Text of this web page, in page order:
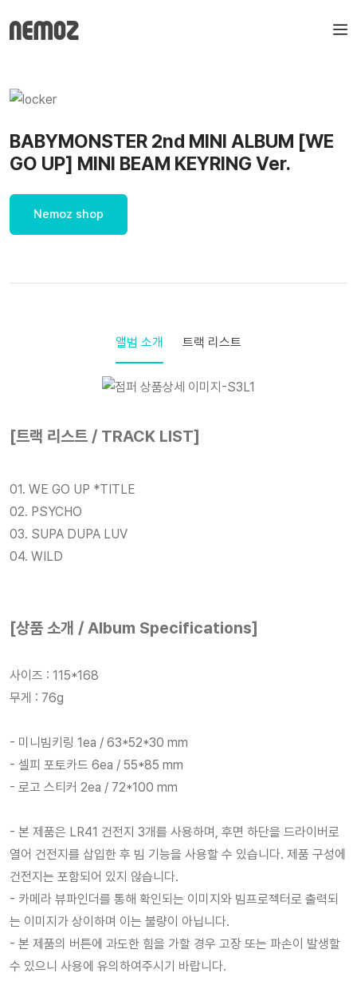
BABYMONSTER 2nd MINI ALBUM [WE
GO UP] MINI BEAM KEYRING Ver.
Nemoz shop
앨범 소개 트랙 리스트
[트랙 리스트 / TRACK LIST]
01. WE GO UP *TITLE
02. PSYCHO
03. SUPA DUPA LUV
04. WILD
[상품 소개 / Album Specifications]
사이즈 : 115*168
무게 : 76g
- 미니빔키링 1ea / 63*52*30 mm
- 셀피 포토카드 6ea / 55*85 mm
- 로고 스티커 2ea / 72*100 mm
- 본 제품은 LR41 건전지 3개를 사용하며, 후면 하단을 드라이버로
열어 건전지를 삽입한 후 빔 기능을 사용할 수 있습니다. 제품 구성에
건전지는 포함되어 있지 않습니다.
- 카메라 뷰파인더를 통해 확인되는 이미지와 빔프로젝터로 출력되
는 이미지가 상이하며 이는 불량이 아닙니다.
- 본 제품의 버튼에 과도한 힘을 가할 경우 고장 또는 파손이 발생할
수 있으니 사용에 유의하여주시기 바랍니다.